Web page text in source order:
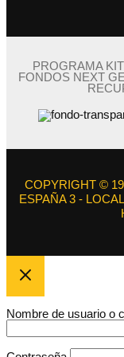
PROGRAMA
FONDOS NEXT
COPYRIGHT ©
ESPAÑA 3 -
Nombre de usuario o